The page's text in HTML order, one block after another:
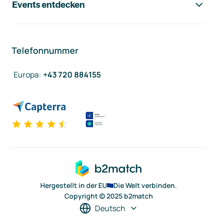
Events entdecken
Telefonnummer
Europa: +43 720 884155
Hergestellt in der EU
Die Welt verbinden.
Copyright © 2025 b2match
Deutsch